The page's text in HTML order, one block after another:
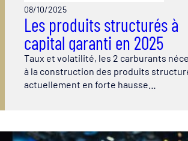
08/10/2025
Les produits structurés à
capital garanti en 2025
Taux et volatilité, les 2 carburants
à la construction des produits
actuellement en forte hausse…